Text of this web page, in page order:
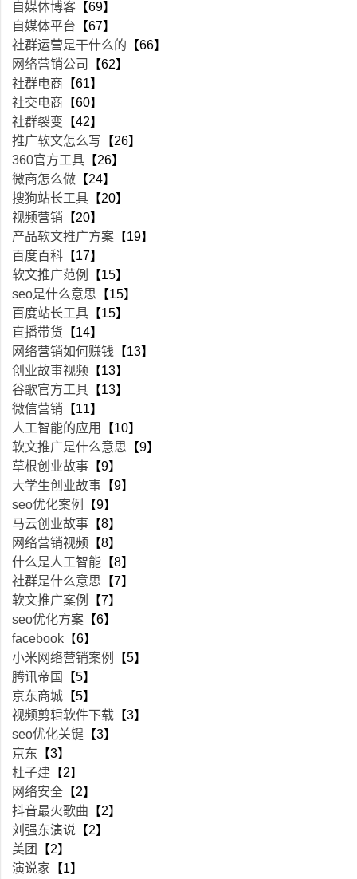
自媒体博客 【69】
自媒体平台 【67】
社群运营是干什么的 【66】
网络营销公司
【62】
社群电商 【61】
社交电商 【60】
社群裂变 【42】
推广软文怎么写 【26】
360官方工具 【26】
微商怎么做 【24】
搜狗站长工具 【20】
视频营销 【20】
产品软文推广方案 【19】
百度百科 【17】
软文推广范例
【15】
seo是什么意思 【15】
百度站长工具 【15】
直播带货 【14】
网络营销如何赚钱 【13】
创业故事视频 【13】
谷歌官方工具 【13】
微信营销 【11】
人工智能的应用
【10】
软文推广是什么意思 【9】
草根创业故事 【9】
大学生创业故事 【9】
seo优化案例
【9】
马云创业故事 【8】
网络营销视频 【8】
什么是人工智能 【8】
社群是什么意思 【7】
软文推广案例
【7】
seo优化方案 【6】
facebook 【6】
小米网络营销案例
【5】
腾讯帝国
【5】
京东商城 【5】
视频剪辑软件下载 【3】
seo优化关键 【3】
京东 【3】
杜子建 【2】
网络安全 【2】
抖音最火歌曲 【2】
刘强东演说 【2】
美团
【2】
演说家 【1】